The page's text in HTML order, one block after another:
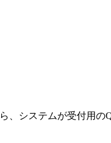
システムが受付用の